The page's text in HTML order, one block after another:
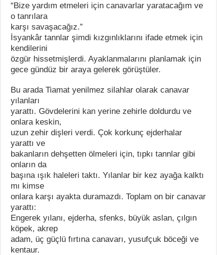
“Bize yardım etmeleri için canavarlar yaratacağım ve
o tanrılara
karşı savaşacağız.”
İsyankâr tannlar şimdi kızgınlıklarını ifade etmek için
kendilerini
özgür hissetmişlerdi. Ayaklanmalarını planlamak için
gece gündüz bir araya gelerek görüştüler.
Bu arada Tiamat yenilmez silahlar olarak canavar
yılanları
yarattı. Gövdelerini kan yerine zehirle doldurdu ve
onlara keskin,
uzun zehir dişleri verdi. Çok korkunç ejderhalar
yarattı ve
bakanların dehşetten ölmeleri için, tıpkı tannlar gibi
onların da
başına ışık haleleri taktı. Yılanlar bir kez ayağa kalktı
mı kimse
onlara karşı ayakta duramazdı. Toplam on bir canavar
yarattı:
Engerek yılanı, ejderha, sfenks, büyük aslan, çılgın
köpek, akrep
adam, üç güçlü fırtına canavarı, yusufçuk böceği ve
kentaur.